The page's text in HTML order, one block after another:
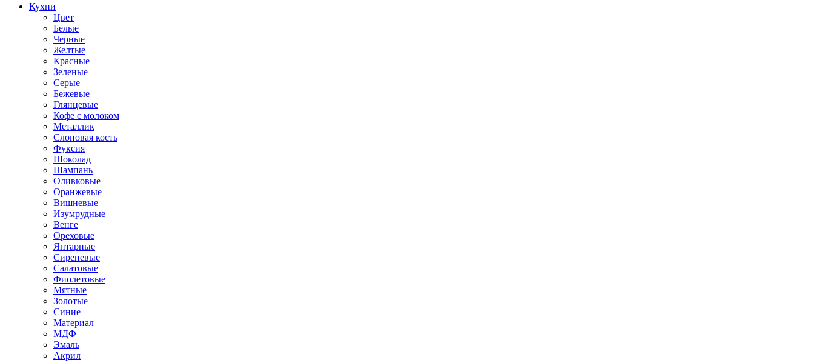
Кухни
Цвет
Белые
Черные
Желтые
Красные
Зеленые
Серые
Бежевые
Глянцевые
Кофе с молоком
Металлик
Слоновая кость
Фуксия
Шоколад
Шампань
Оливковые
Оранжевые
Вишневые
Изумрудные
Венге
Ореховые
Янтарные
Сиреневые
Салатовые
Фиолетовые
Мятные
Золотые
Синие
Материал
МДФ
Эмаль
Акрил